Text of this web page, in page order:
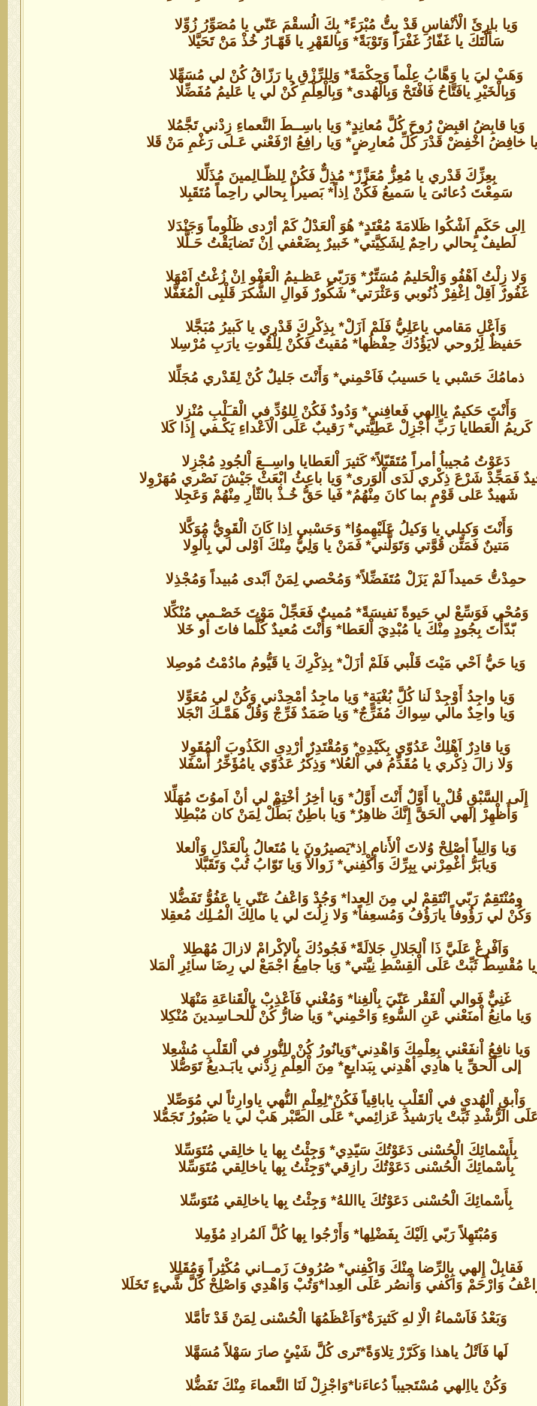
وَيا بارِئَ الْأنْفاسِ قَدْ بِتُّ مُبْرَءً* بِكَ الُسقْمَ عَنّي يا مُصَوِّرُ زُوِّلا
سَأَلْتَكَ يا غَفّارُ غَفْرَاً وَتَوْبَةً* وَبِالقَهْرِ يا قَهّـارُ خُذْ مَنَْ تَحَيَّلا
وَهَبْ ليَ يا وَهَّابُ عِلْماً وَحِكْمَةً* وَلِلرِّزْقِ يا رَزّاقُ كُنْ لي مُسَهِّلا
وَبِالْخَيْرِ يافَتَّاحُ فَافْتَحْ وَبِالْهُدى* وَبِالْعِلْمِ كُنْ لي يا عَليمُ مُفَضِّلا
وَيا قابِضُ اقبِضْ رُوحَ كُلَّ مُعانِدٍ* وَيا باسِــطَ النَّعماءِ زِدْني تَجَّمُلا
خافِضُ اخْفِضْ قَدْرَ كُلِّ مُعارِضٍ* وَيا رافِعُ ارْفَعْني عَـلى رَغْمِ مَنْ قَلا
بِعِزِّكَ قَدْري يا مُعِزُّ مُعَزَّزً* مُذِلٌّ فَكُنْ لِلظّـالِمينَ مُذَلِّلا
سَمِعْتَ دُعائىَ يا سَميعُ فَكُنْ اِذاً* بَصيراً بِحالي راحِماً مُتَقَبِلا
اِلى حَكَمٍ اَشْكُوا ظَلامَةَ مُعْتَدٍ* هُوَ اْلعَدْلُ كَمْ أرْدى ظَلُوماً وَجَنْدَلا
لَطيفٌ بِحالي راحِمٌ لِشَكِيَّتي* خَبيرٌ بِضَعْفي اِنْ تَضايَقْتُ حَـلَّلا
وَلا زِلْتُ اَهْفُو وَالْحَليمُ مُسَتِّرٌ* وَرَبّي عَظـيمُ الْعَفْو اِنْ زُغْتُ اَمْهَلا
غَفُورٌ اَقِلْ اِغْفِرْ ذُنُوبي وَعَثْرَتي* شَكُورٌ فَوالِ الشُّكرَ قَلْبِى الْمُغَفَّلا
وَاَعْلِ مَقامي ياعَلِيُّ فَلَمْ اَزَلْ* بِذِكْرِكَ قَدْري يا كَبيرُ مُبَجَّلا
حَفيظٌ لِرُوحي لايَؤُدُكَ حِفْظُها* مُقيتٌ فَكُنْ لِلْقُوتِ يارَبِ مُرْسِلا
ذمامُكَ حَسْبي يا حَسيبُ فَاَحْمِني* وَأَنْتَ جَليلٌ كُنْ لِقَدْري مُجَلِّلا
وَأَنْتَ حَكيمٌ يااِلهي فَعافِني* وَدُودٌ فَكُنْ لِلوُدِّ في الْقـَلْبِ مُنْزِلا
كَريمُ الْعَطايا رَبِّ أَجْزِلْ عَطِيَّتي* رَقيبٌ عَلَى الْاَعْداءِ يَكْـفي إِذا كَلا
دَعَوْتُ مُجيباُ أمراً مُتَقَبّلاً* كَثيرَ اْلعَطايا واسِــعَ اْلجُودِ مُجْزِلا
فَمَجِّدْ شَرْعَ ذِكْري لَدَى اْلوَرى* وَيا باعِثُ ابْعَثْ جَيْشَ نَصْري مُهَرْوِلا
شَهيدٌ عَلى قَوْمٍ بما كانَ مِنْهُمُ* فَيا حَقُّ خُـذْ بالثّأرِ مِنْهُمْ وَعَجِلا
وَأَنْتَ وَكيلي يا وَكيلُ عَلَيْهِموُا* وَحَسْبي اِذا كَانَ الْقَوِيُّ مُوَكَّلا
مَتينٌ فَمَتِّن قُوَّتي وَتَوَلَّني* فَمَنْ يا وَلِيُّ مِنْكَ اَوْلى لي بِاْلوِلا
حمِدْتُّ حَميداً لَمْ يَزَلْ مُتَفَضِّلاً* وَمُحْصي لِمَنْ اَبْدى مُبيداً وَمُجْذِلا
وَمُحْي فَوَسِّعْ لي حَيوةً نَفيسَةً* مُميتٌ فَعَجِّلْ مَوْتَ خَصْـمي مُنْكِّلا
بّدّأْتَ بِجُودٍ مِنْكَ يا مُبْدِيَ اْلعَطا* وَأَنْتَ مُعيدٌ كُلَّما فاتَ أو خَلا
وَيا حَيُّ اَحْي مَيْتَ قَلْبي فَلَمْ أزَلْ* بِذِكْرِكَ يا قَيُّومُ مادُمْتُ مُوصِلا
وَيا واجِدُ أَوْجِدْ لَنا كُلَّ بُغْيَةٍ* وَيا ماجِدُ أمْحِدْني وَكُنْ لي مُعَوِّلا
وَيا واحِدٌ مالي سِواكَ مُفَرِّجٌ* وَيا صَمَدٌ فَرِّجْ وَقُلْ هَمَّـكَ انْجَلا
وَيا قادِرٌ اَهْلِكْ عَدُوّي بِكَيْدِهِ* وَمُقْتَدِرٌ أرْدِىِ الكَذُوبَ اْلمُقَوِلا
وَلا زالَ ذِكْري يا مُقَدِّمُ في اْلعُلا* وَذِكْرُ عَدُوّي يامُؤَخِّرُ أَسْفَلا
إِلَى السَّبْقِ قُلْ يا أَوَّلٌ أَنْتَ أَوَّلُ* وَيا أخِرُ أخْتِمْ لي أنْ اَموُتَ مُهَلِّلا
وَأَظْهِرْ إلهي اْلحَقَّ إِنَّكَ ظاهِرٌ* وَيا باطِنٌ بَطِّلْ لِمَنْ كان مُبْطِلا
وَيا وَالِياً أصْلِحْ وُلاتَ اْلأَنامِ اِذ*يَصيرُونَ يا مُتَعالُ بِاْلعَدْلِ وَاْلعلا
وَيابَرُّ أغْمِرْني بِبِرِّكَ وَأكْفِني* زَوالاً وَيا تَوّابُ تُبْ وَتَقَبَّلا
ومُنْتَقِمٌ رَبّي انْتَقِمْ لي مِنَ الِعدا* وَجُدْ وَاعْفُ عَنّي يا عَفُوُّ تَفَضُّلا
وَكُنْ لي رَؤُوفاً يارَؤُفُ وَمُسعِفاً* وَلا زِلُتَ لي يا مالِكَ الْمُـلِك مُعقِلا
وَاَفْرِغْ عَلَيَّ ذَا اْلجَلالِ جَلالَةً* فَجُودُكَ بِاْلإكْرامْ لازالَ مُهْطِلا
مُقْسِطٌ ثَبِّتْ عَلَى اْلقِسْطِ نِيَّتي* وَيا جامِعُ اجْمَعْ لي رِضَا سائِرِ اْلمَلا
غَنِيٌّ فَوالي اْلفَقْر عَنّيَ بِاْلغِنا* وَمُغْني فَاَعْذِبْ بِالْقَناعَةِ مَنْهَلا
وَيا مانِعُ اْمنَعْني عَنِ السُّوءِ وَاحْمِني* وَيا ضارُّ كُنْ لْلحـاسِدينَ مُنْكِلا
وَيا نافِعُ اْنفَعْني بِعِلْمِكَ وَاهْدِني*وَيانُورُ كُنْ للِنُّورِ في اْلقَلْبِ مُشْعِلا
إلى اْلَحقِّ يا هادِي أهْدِني بِبَدايعٍ* مِنَ اْلعِلْمِ زِدْني يابَـديعُ تَوَصُّلا
وَاْبقِ اْلهُدى في اْلقَلْبِ ياباقِياً فَكُنْ*لِعِلْمِ النُّهي ياوارِثاً لي مُوَصِّلا
الرُّشْدِ ثَبِّتْ يارَشيدُ عَزائِمي* عَلَى الصَّبْر هَبْ لي يا صَبُورُ تَجَمُّلا
بِأَسْمائِكَ الْحُسْنى دَعَوْتُكَ سَيّدِي* وَجِئْتُ بِها يا خالِقي مُتَوَسِّلا
بِأَسْمائِكَ الْحُسْنى دَعَوْتُكَ رازِقي*وَجِئْتُ بِها ياخالِقي مُتَوَسِّلا
بِأَسْمائِكَ الْحُسْنى دَعَوْتُكَ يااللهُ* وَجِئْتُ بِها ياخالِقي مُتَوَسِّلا
وَمُبْتَهِلاً رَبّي اِلَيْكَ بِفَضْلِها* وَأَرْجُوا بِها كُلَّ اَلمُرادِ مُؤَمِلا
فَقابِلْ إِلهي بِالرِّضا مِنْكَ وَاكْفِني* صُرُوفَ زَمــاني مُكْثِراً وَمُقَلِلا
وَارْحَمْ وَاكْفي وَاْنصُر عَلَى العِدا*وَتُبْ وَاهْدِي وَاصْلِحْ كُلَّ شَّيءٍ تَخَلَلا
وَبَعْدُ فَاَسْماءُ الْاِ لهِ كَثيرَةٌ*وَاَعْظَمُهَا الْحُسْنى لِمَنْ قَدْ تَأمَّلا
لَها فَاَتْلُ ياهذا وَكَرّرْ تِلاوَةً*تَرى كُلَّ شَيْئٍ صارَ سَهْلاً مُسَهَّلا
وَكُنْ يااِلهي مُسْتَجيباً دُعاءَنا*وَاجْزِلْ لَنَا النَّعماءَ مِنْكَ تَفَضُّلا